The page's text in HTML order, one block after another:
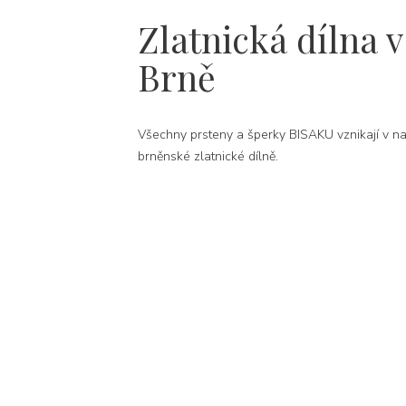
Zlatnická dílna v
Brně
Všechny prsteny a šperky BISAKU vznikají v
brněnské zlatnické dílně.